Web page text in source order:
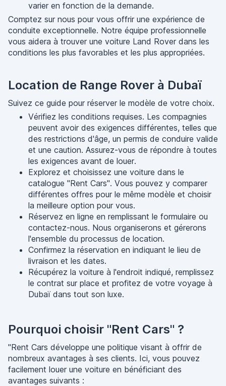
varier en fonction de la demande.
Comptez sur nous pour vous offrir une expérience de
conduite exceptionnelle. Notre équipe professionnelle
vous aidera à trouver une voiture Land Rover dans les
conditions les plus favorables et les plus appropriées.
Location de Range Rover à Dubaï
Suivez ce guide pour réserver le modèle de votre choix.
Vérifiez les conditions requises. Les compagnies
peuvent avoir des exigences différentes, telles que
des restrictions d'âge, un permis de conduire valide
et une caution. Assurez-vous de répondre à toutes
les exigences avant de louer.
Explorez et choisissez une voiture dans le
catalogue "Rent Cars". Vous pouvez y comparer
différentes offres pour le même modèle et choisir
la meilleure option pour vous.
Réservez en ligne en remplissant le formulaire ou
contactez-nous. Nous organiserons et gérerons
l'ensemble du processus de location.
Confirmez la réservation en indiquant le lieu de
livraison et les dates.
Récupérez la voiture à l'endroit indiqué, remplissez
le contrat sur place et profitez de votre voyage à
Dubaï dans tout son luxe.
Pourquoi choisir "Rent Cars" ?
"Rent Cars développe une politique visant à offrir de
nombreux avantages à ses clients. Ici, vous pouvez
facilement louer une voiture en bénéficiant des
avantages suivants :